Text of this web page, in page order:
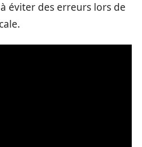
éviter des erreurs lors de